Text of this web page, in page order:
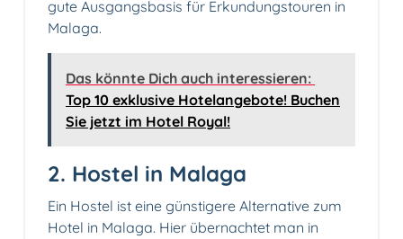
gute Ausgangsbasis für Erkundungstouren in
Malaga.
Das könnte Dich auch interessieren:
Top 10 exklusive Hotelangebote! Buchen
Sie jetzt im Hotel Royal!
2. Hostel in Malaga️
Ein Hostel ist eine günstigere Alternative zum
Hotel in Malaga. Hier übernachtet man in